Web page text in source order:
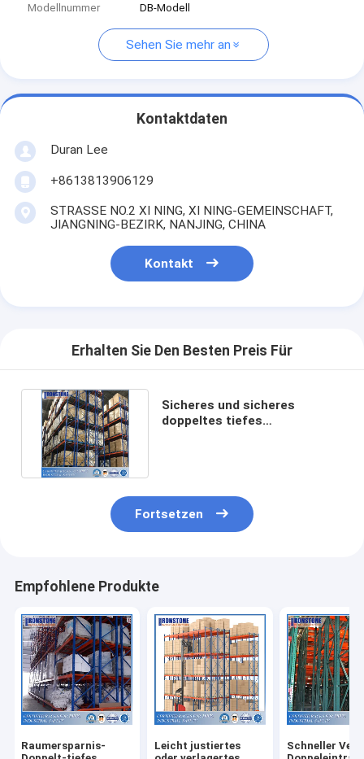
Modellnummer
DB-Modell
Sehen Sie mehr an
Kontaktdaten
Duran Lee
+8613813906129
STRASSE NO.2 XI NING, XI NING-GEMEINSCHAFT,
JIANGNING-BEZIRK, NANJING, CHINA
Kontakt
Erhalten Sie Den Besten Preis Für
Sicheres und sicheres
doppeltes tiefes
Fortsetzen
Empfohlene Produkte
Raumersparnis-
Leicht justiertes
Schneller